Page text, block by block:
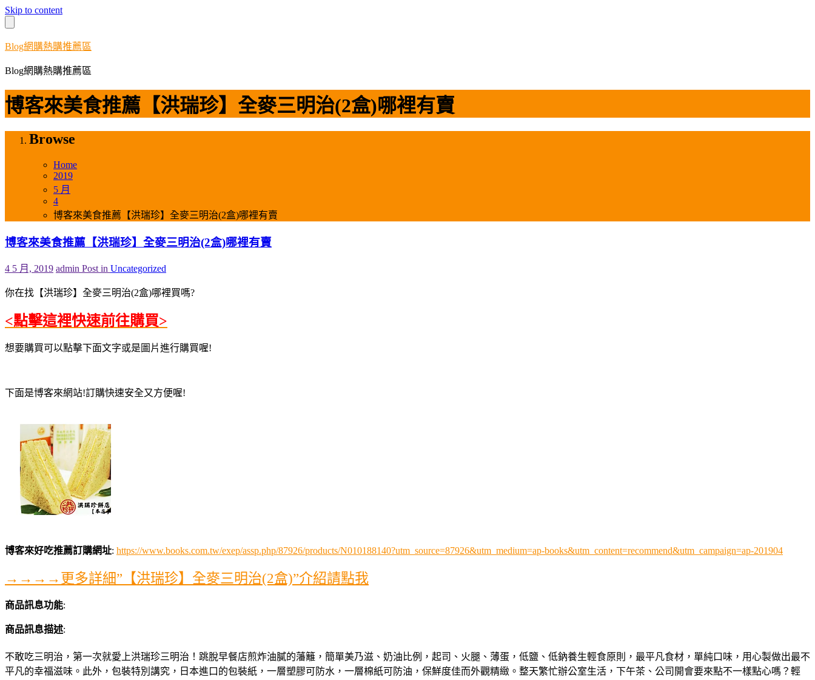
Skip to content
Blog網購熱購推薦區
Blog網購熱購推薦區
博客來美食推薦【洪瑞珍】全麥三明治(2盒)哪裡有賣
Browse
Home
2019
5 月
4
博客來美食推薦【洪瑞珍】全麥三明治(2盒)哪裡有賣
博客來美食推薦【洪瑞珍】全麥三明治(2盒)哪裡有賣
4 5 月, 2019 admin Post in Uncategorized
你在找【洪瑞珍】全麥三明治(2盒)哪裡買嗎?
<點擊這裡快速前往購買>
想要購買可以點擊下面文字或是圖片進行購買喔!
下面是博客來網站!訂購快速安全又方便喔!
博客來好吃推薦訂購網址: https://www.books.com.tw/exep/assp.php/87926/products/N010188140?utm_source=87926&utm_medium=ap-books&utm_content=recommend&utm_campaign=ap-201904
→→→→更多詳細”【洪瑞珍】全麥三明治(2盒)”介紹請點我
商品訊息功能:
商品訊息描述:
不敢吃三明治，第一次就愛上洪瑞珍三明治！跳脫早餐店煎炸油膩的藩籬，簡單美乃滋、奶油比例，起司、火腿、薄蛋，低鹽、低鈉養生輕食原則，最平凡食材，單純口味，用心製做出最不
平凡的幸福滋味。此外，包裝特別講究，日本進口的包裝紙，一層塑膠可防水，一層棉紙可防油，保鮮度佳而外觀精緻。整天繁忙辦公室生活，下午茶、公司開會要來點不一樣點心嗎？輕